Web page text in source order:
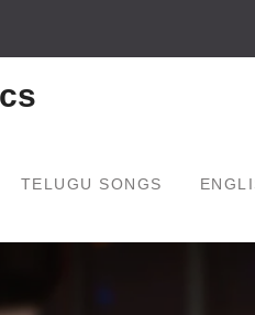
TELUGU SONGS